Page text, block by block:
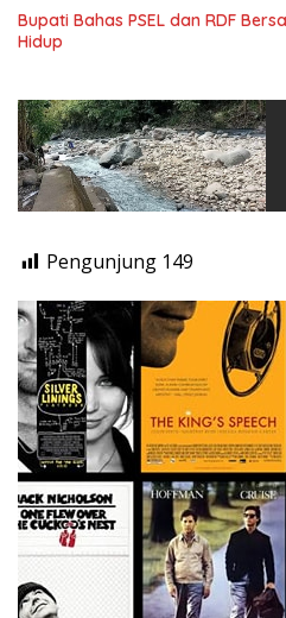
Bupati Bahas PSEL dan RDF
Hidup
Pengunjung 149